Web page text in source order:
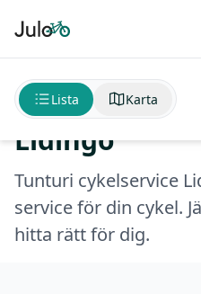
Tunturi
Lidingö
Tunturi cykelservice
service för din cykel.
hitta rätt för dig.
Lista Karta